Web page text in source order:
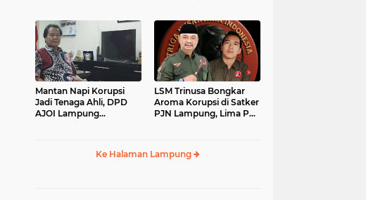
PKPCK
Mantan Napi Korupsi
Jadi Tenaga Ahli, DPD
AJOI Lampung
LSM Trinusa Bongkar
Aroma Korupsi di Satker
PJN Lampung, Lima Pos
Ke Halaman Lampung